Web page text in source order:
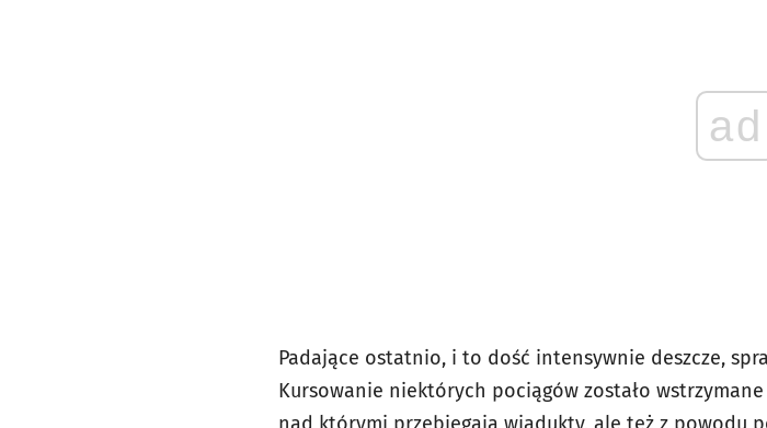
ad
Padające ostatnio, i to dość intensywnie deszcze,
Kursowanie niektórych pociągów zostało